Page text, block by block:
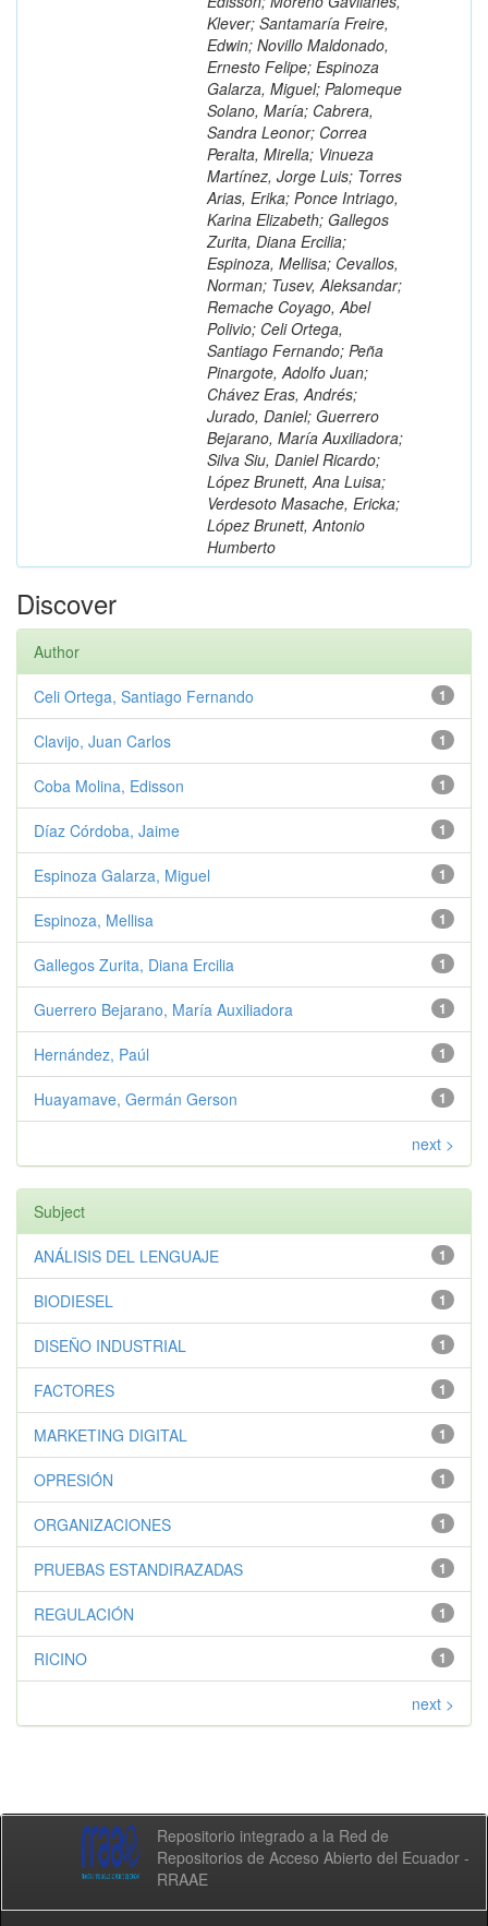
Klever; Santamaría Freire,
Edwin; Novillo Maldonado,
Ernesto Felipe; Espinoza
Galarza, Miguel; Palomeque
Solano, María; Cabrera,
Sandra Leonor; Correa
Peralta, Mirella; Vinueza
Martínez, Jorge Luis; Torres
Arias, Erika; Ponce Intriago,
Karina Elizabeth; Gallegos
Zurita, Diana Ercilia;
Espinoza, Mellisa; Cevallos,
Norman; Tusev, Aleksandar;
Remache Coyago, Abel
Polivio; Celi Ortega,
Santiago Fernando; Peña
Pinargote, Adolfo Juan;
Chávez Eras, Andrés;
Jurado, Daniel; Guerrero
Bejarano, María Auxiliadora;
Silva Siu, Daniel Ricardo;
López Brunett, Ana Luisa;
Verdesoto Masache, Ericka;
López Brunett, Antonio
Humberto
Discover
Author
1
Celi Ortega, Santiago Fernando
1
Clavijo, Juan Carlos
1
Coba Molina, Edisson
1
Díaz Córdoba, Jaime
1
Espinoza Galarza, Miguel
1
Espinoza, Mellisa
1
Gallegos Zurita, Diana Ercilia
1
Guerrero Bejarano, María Auxiliadora
1
Hernández, Paúl
1
Huayamave, Germán Gerson
next >
Subject
1
ANÁLISIS DEL LENGUAJE
1
BIODIESEL
1
DISEÑO INDUSTRIAL
1
FACTORES
1
MARKETING DIGITAL
1
OPRESIÓN
1
ORGANIZACIONES
1
PRUEBAS ESTANDIRAZADAS
1
REGULACIÓN
1
RICINO
next >
Repositorio integrado a la Red de
Repositorios de Acceso Abierto del Ecuador -
RRAAE